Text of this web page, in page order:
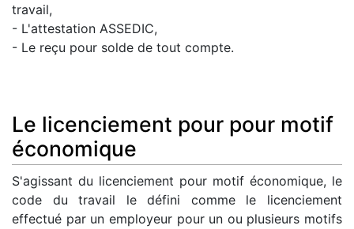
travail,
- L'attestation ASSEDIC,
- Le reçu pour solde de tout compte.
Le licenciement pour pour motif
économique
S'agissant du licenciement pour motif économique, le
code du travail le défini comme le licenciement
effectué par un employeur pour un ou plusieurs motifs